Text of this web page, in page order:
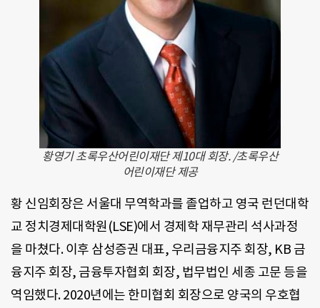
황영기 초록우산어린이재단 제10대 회장. /초록우산
어린이재단 제공
황 신임회장은 서울대 무역학과를 졸업하고 영국 런던대학
교 정치경제대학원(LSE)에서 경제학 재무관리 석사과정
을 마쳤다. 이후 삼성증권 대표, 우리금융지주 회장, KB 금
융지주 회장, 금융투자협회 회장, 법무법인 세종 고문 등을
역임했다. 2020년에는 한미협회 회장으로 양국의 우호협